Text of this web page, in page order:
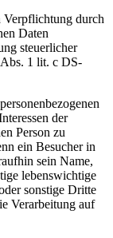
Verpflichtung durch
Daten
steuerlicher
1 lit. c DS-
der
Person zu
ein Besucher in
sein Name,
lebenswichtige
sonstige Dritte
Verarbeitung auf